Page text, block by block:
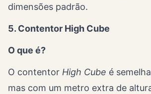
dimensões padrão.
5. Contentor High Cube
O que é?
O contentor High Cube é
mas com um metro extra de